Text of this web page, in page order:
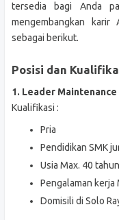
tersedia bagi Anda
mengembangkan karir
sebagai berikut.
Posisi dan
1. Leader
Kualifikasi :
Pria
Pendidikan SMK
Usia Max. 40 tahun
Pengalaman kerja
Domisili di Solo